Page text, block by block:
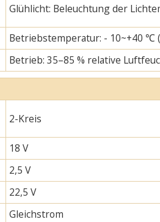
Glühlicht: Beleuchtung der
Betriebstemperatur: - 10~+40
Betrieb: 35–85 % relative
2-Kreis
18 V
2,5 V
22,5 V
Gleichstrom